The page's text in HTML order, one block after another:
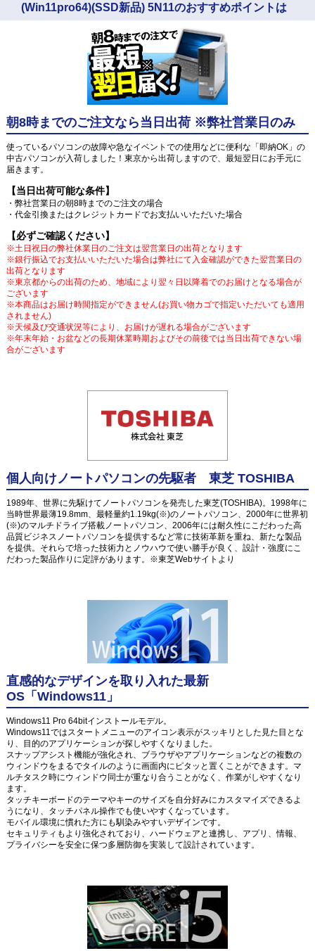
(Win11pro64)(SSD新品) 5N11のおすすめポイントは
朝8時までのご注文なら当日出荷 ※弊社営業日のみ
使っているパソコンの故障や急なイベントでの使用などに便利な「即納OK」の
中古パソコンが入荷しました！東京から出荷しますので、最短翌日にお手元に
届きます。
【当日出荷可能な条件】
・弊社営業日の朝8時までのご注文の場合
・代金引換またはクレジットカードでお支払いいただいた場合
【必ずご確認ください】
※土日祝日の弊社休業日のご注文は翌営業日の出荷となります
※銀行振込でお支払いいただいた場合は弊社にて入金確認ができた翌営業日の
出荷となります
※東京都からの出荷のため、地域により翌々日以降着でのお届けとなる場合が
ございます
※本商品はお届け時間指定ができません(お買い物カゴで指定いただいても適用
されません)
※天候及び交通状況等により、お届けが遅れる場合がございます
※年末年始・お盆などの長期休業時期およびその前後では当日出荷できない場
合がございます
個人向けノートパソコンの先駆者 東芝 TOSHIBA
1989年、世界に先駆けてノートパソコンを発売した東芝(TOSHIBA)。1998年に
当時世界最薄19.8mm、最軽量約1.19kg(※)のノートパソコン、2000年に世界初
(※)のマルチドライブ搭載ノートパソコン、2006年には耐久性にこだわった高
品質ビジネスノートパソコンを提供するなど常に技術革新を重ね、新たな製品
を提供。それらで培った技術力とノウハウで使い勝手が良く、設計・強度にこ
だわった製品作りに定評があります。※東芝Webサイトより
直感的なデザインを取り入れた最新
OS「Windows11」
Windows11 Pro 64bitインストールモデル。
Windows11ではスタートメニューのアイコン表示がスッキリとした見た目とな
り、目的のアプリケーションが探しやすくなりました。
スナップアシスト機能が強化され、ブラウザやアプリケーションなどの複数の
ウィンドウをまるでタイルのように画面内にピタッと置くことができます。マ
ルチタスク時にウィンドウ同士が重なり合うことがなく、作業がしやすくなり
ます。
タッチキーボードのテーマやキーのサイズを自分好みにカスタマイズできるよ
うになり、タッチパネル操作でも使いやすくなっています。
モバイル環境に慣れた方にも馴染みやすいデザインです。
セキュリティもより強化されており、ハードウェアと連携し、アプリ、情報、
プライバシーを安全に保つ多層防御を実装して設計されています。